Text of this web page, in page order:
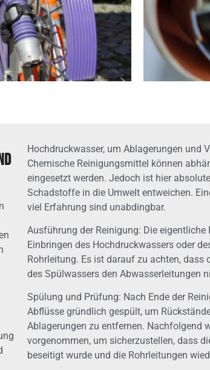
Hochdruckwasser, um Ablagerungen und
Chemische Reinigungsmittel können
eingesetzt werden. Jedoch ist hier
Schadstoffe in die Umwelt entweichen.
viel Erfahrung sind unabdingbar.
Ausführung der Reinigung: Die
Einbringen des Hochdruckwassers oder
Rohrleitung. Es ist darauf zu achten, dass
des Spülwassers den Abwasserleitungen
Spülung und Prüfung: Nach Ende der
Abflüsse gründlich gespült, um
Ablagerungen zu entfernen. Nachfolgend
vorgenommen, um sicherzustellen, dass
beseitigt wurde und die Rohrleitungen